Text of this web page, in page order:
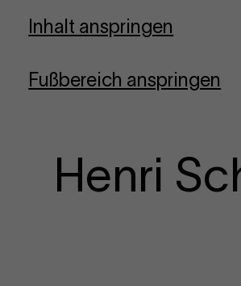
Inhalt anspringen
Fußbereich anspringen
Zur Startseite
Henri